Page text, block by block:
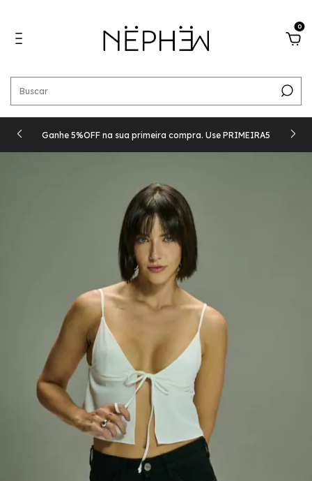
0
Ganhe 5%OFF na sua primeira compra. Use PRIMEIRA5